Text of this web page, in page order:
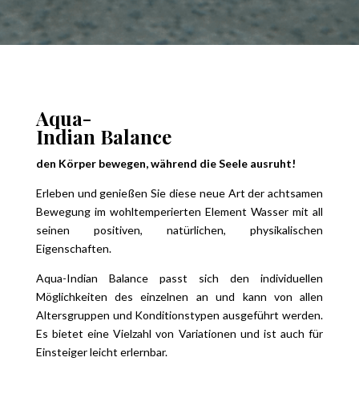
Aqua-
Indian Balance
den Körper bewegen, während die Seele ausruht!
Erleben und genießen Sie diese neue Art der achtsamen
Bewegung im wohltemperierten Element Wasser mit all
seinen positiven, natürlichen, physikalischen
Eigenschaften.
Aqua-Indian Balance passt sich den individuellen
Möglichkeiten des einzelnen an und kann von allen
Altersgruppen und Konditionstypen ausgeführt werden.
Es bietet eine Vielzahl von Variationen und ist auch für
Einsteiger leicht erlernbar.